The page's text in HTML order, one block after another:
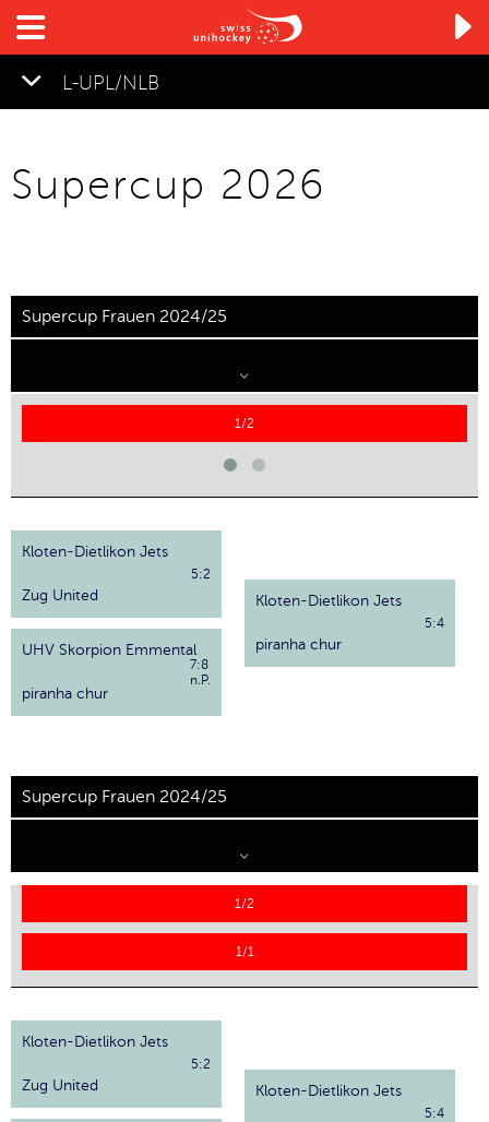

L-UPL/NLB
Supercup 2026
Supercup Frauen 2024/25
1/2
Kloten-Dietlikon Jets
Zug United
5:2
UHV Skorpion Emmental
piranha chur
7:8
n.P.
Kloten-Dietlikon Jets
piranha chur
5:4
Supercup Frauen 2024/25
1/2
1/1
Kloten-Dietlikon Jets
Zug United
5:2
Kloten-Dietlikon Jets
5:4